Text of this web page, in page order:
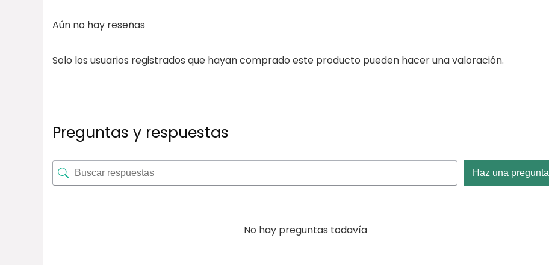
Aún no hay reseñas
Solo los usuarios registrados que hayan comprado este producto pueden hacer una valoración.
Preguntas y respuestas
Haz una pregunta
No hay preguntas todavía